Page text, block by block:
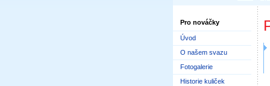
Pro nováčky
Úvod
O našem svazu
Fotogalerie
Historie kuliček